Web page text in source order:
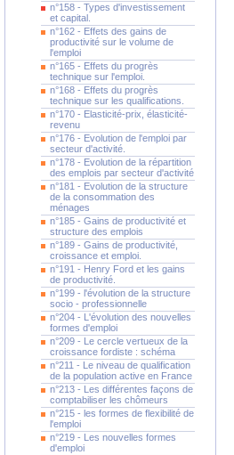
n°158 - Types d'investissement
et capital.
n°162 - Effets des gains de
productivité sur le volume de
l'emploi
n°165 - Effets du progrès
technique sur l'emploi.
n°168 - Effets du progrès
technique sur les qualifications.
n°170 - Elasticité-prix, élasticité-
revenu
n°176 - Evolution de l'emploi par
secteur d'activité.
n°178 - Evolution de la répartition
des emplois par secteur d'activité
n°181 - Evolution de la structure
de la consommation des
ménages
n°185 - Gains de productivité et
structure des emplois
n°189 - Gains de productivité,
croissance et emploi.
n°191 - Henry Ford et les gains
de productivité.
n°199 - l'évolution de la structure
socio - professionnelle
n°204 - L'évolution des nouvelles
formes d'emploi
n°209 - Le cercle vertueux de la
croissance fordiste : schéma
n°211 - Le niveau de qualification
de la population active en France
n°213 - Les différentes façons de
comptabiliser les chômeurs
n°215 - les formes de flexibilité de
l'emploi
n°219 - Les nouvelles formes
d'emploi